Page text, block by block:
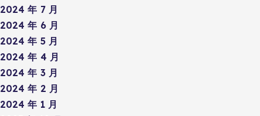
2024 年 7 月
2024 年 6 月
2024 年 5 月
2024 年 4 月
2024 年 3 月
2024 年 2 月
2024 年 1 月